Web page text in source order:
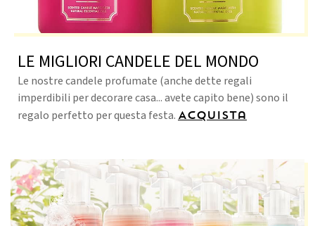
LE MIGLIORI CANDELE DEL MONDO
Le nostre candele profumate (anche dette regali
imperdibili per decorare casa... avete capito bene) sono il
regalo perfetto per questa festa. Acquista